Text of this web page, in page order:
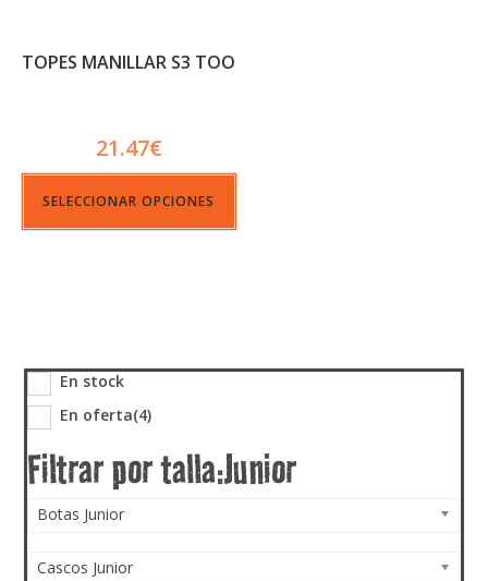
TOPES MANILLAR S3 TOO
21.47€
SELECCIONAR OPCIONES
En stock
En oferta(4)
Botas Junior
Cascos Junior